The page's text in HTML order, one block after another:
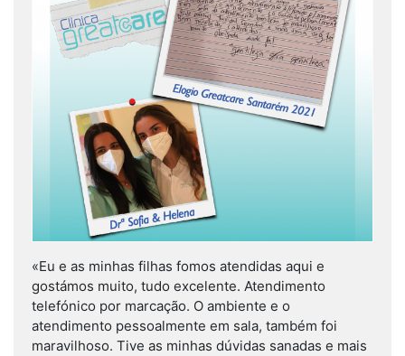
«Eu e as minhas filhas fomos atendidas aqui e
gostámos muito, tudo excelente. Atendimento
telefónico por marcação. O ambiente e o
atendimento pessoalmente em sala, também foi
maravilhoso. Tive as minhas dúvidas sanadas e mais